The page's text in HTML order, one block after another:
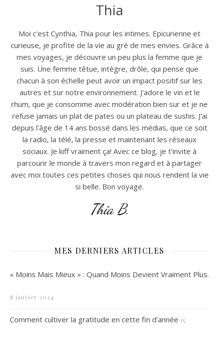
Thia
Moi c'est Cynthia, Thia pour les intimes. Epicurienne et
curieuse, je profite de la vie au gré de mes envies. Grâce à
mes voyages, je découvre un peu plus la femme que je
suis. Une femme têtue, intègre, drôle, qui pense que
chacun à son échelle peut avoir un impact positif sur les
autres et sur notre environnement. J'adore le vin et le
rhum, que je consomme avec modération bien sur et je ne
refuse jamais un plat de pates ou un plateau de sushis. J'ai
depuis l'âge de 14 ans bossé dans les médias, que ce soit
la radio, la télé, la presse et maintenant les réseaux
sociaux. Je kiff vraiment ça! Avec ce blog, je t'invite à
parcourir le monde à travers mon regard et à partager
avec moi toutes ces petites choses qui nous rendent la vie
si belle. Bon voyage.
Thia B.
MES DERNIERS ARTICLES
« Moins Mais Mieux » : Quand Moins Devient Vraiment Plus.
8 janvier 2024
Comment cultiver la gratitude en cette fin d’année 15